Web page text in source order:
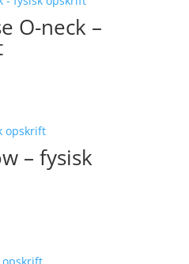
O-neck –
– fysisk